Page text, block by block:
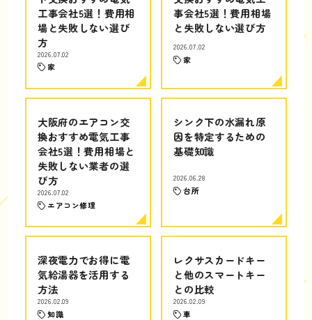
工事会社5選！費用相
場と失敗しない選び
方
2026.07.02
家
事会社5選！費用相場
と失敗しない選び方
2026.07.02
家
大阪府のエアコン交
換おすすめ電気工事
会社5選！費用相場と
失敗しない業者の選
び方
2026.07.02
エアコン修理
シンク下の水漏れ原
因を特定するための
基礎知識
2026.06.28
台所
深夜電力でお得に電
気給湯器を活用する
方法
2026.02.09
知識
レクサスカードキー
と他のスマートキー
との比較
2026.02.09
車